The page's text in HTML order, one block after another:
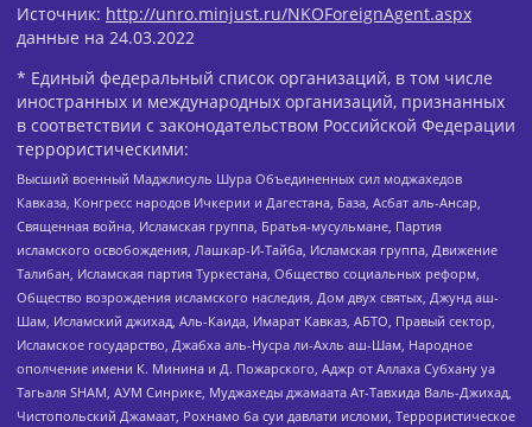
Источник: http://unro.minjust.ru/NKOForeignAgent.aspx
данные на 24.03.2022
* Единый федеральный список организаций, в том числе
иностранных и международных организаций, признанных
в соответствии с законодательством Российской Федерации
террористическими:
Высший военный Маджлисуль Шура Объединенных сил моджахедов
Кавказа, Конгресс народов Ичкерии и Дагестана, База, Асбат аль-Ансар,
Священная война, Исламская группа, Братья-мусульмане, Партия
исламского освобождения, Лашкар-И-Тайба, Исламская группа, Движение
Талибан, Исламская партия Туркестана, Общество социальных реформ,
Общество возрождения исламского наследия, Дом двух святых, Джунд аш-
Шам, Исламский джихад, Аль-Каида, Имарат Кавказ, АБТО, Правый сектор,
Исламское государство, Джабха аль-Нусра ли-Ахль аш-Шам, Народное
ополчение имени К. Минина и Д. Пожарского, Аджр от Аллаха Субхану уа
Тагьаля SHAM, АУМ Синрике, Муджахеды джамаата Ат-Тавхида Валь-Джихад,
Чистопольский Джамаат, Рохнамо ба суи давлати исломи, Террористическое